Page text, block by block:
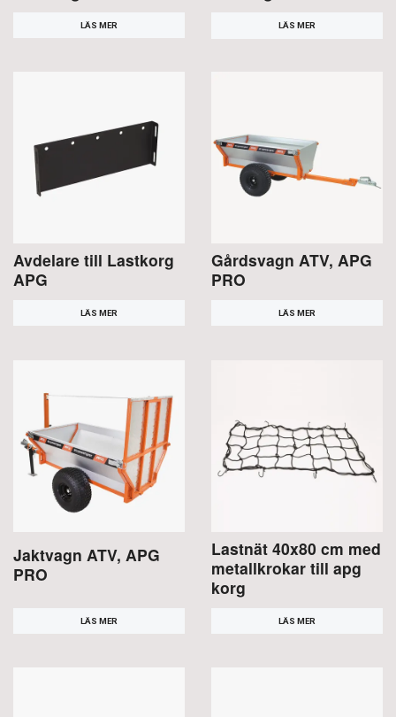
LÄS MER LÄS MER
Avdelare till Lastkorg
APG
LÄS MER
Gårdsvagn ATV, APG
PRO
LÄS MER
Jaktvagn ATV, APG
PRO
LÄS MER
Lastnät 40x80 cm med
metallkrokar till apg
korg
LÄS MER